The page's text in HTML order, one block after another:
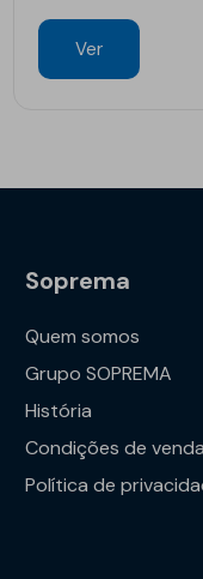
Ver
Soprema
Quem somos
Grupo SOPREMA
História
Condições de venda
Política de